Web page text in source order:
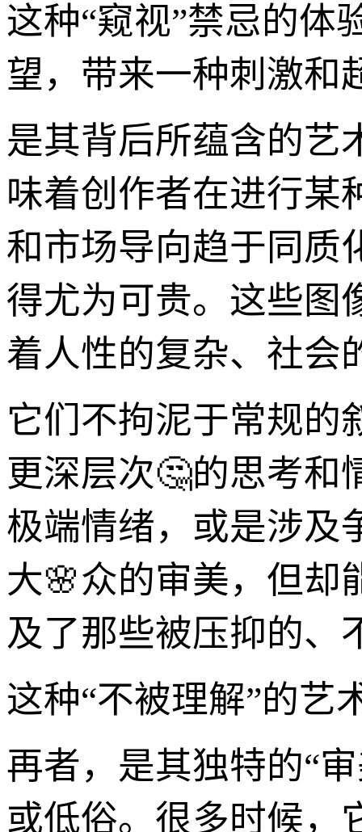
这种“窥视”禁忌的体
望，带来一种刺激和
是其背后所蕴含的艺
味着创作者在进行某
和市场导向趋于同质
得尤为可贵。这些图
着人性的复杂、社会
它们不拘泥于常规的
更深层次🤔的思考和
极端情绪，或是涉及
大🌸众的审美，但却
及了那些被压抑的、
这种“不被理解”的艺
再者，是其独特的“
或低俗。很多时候，